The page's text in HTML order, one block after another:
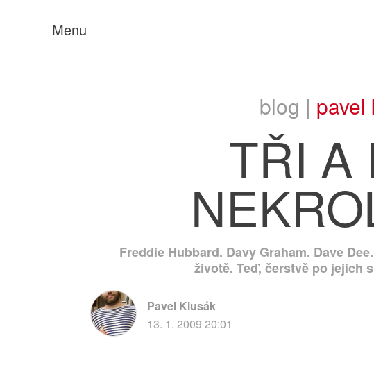
Menu
blog | pavel
TŘI A
Freddie Hubbard. Davy Graham. Dave
životě. Teď, čerstvě po jejich
Pavel Klusák
13. 1. 2009 20:01